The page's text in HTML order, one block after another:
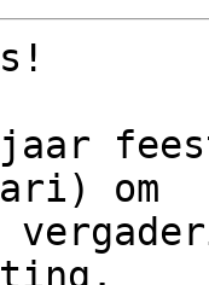
jaar
om